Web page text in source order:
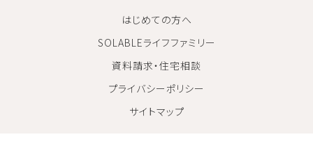
はじめての方へ
SOLABLEライフファミリー
資料請求・住宅相談
プライバシーポリシー
サイトマップ